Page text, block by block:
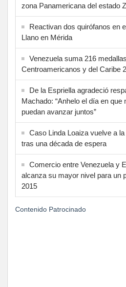
zona Panamericana del estado
Reactivan dos quirófanos en
Llano en Mérida
Venezuela suma 216
Centroamericanos y del Caribe
De la Espriella agradeció
Machado: “Anhelo el día en que
puedan avanzar juntos”
Caso Linda Loaiza vuelve a
tras una década de espera
Comercio entre Venezuela y
alcanza su mayor nivel para un
2015
Contenido Patrocinado